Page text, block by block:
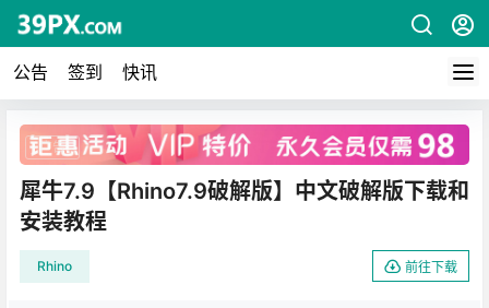
公告 签到 快讯
广告
犀牛7.9【Rhino7.9破解版】中文破解版下载和
安装教程
Rhino 前往下载